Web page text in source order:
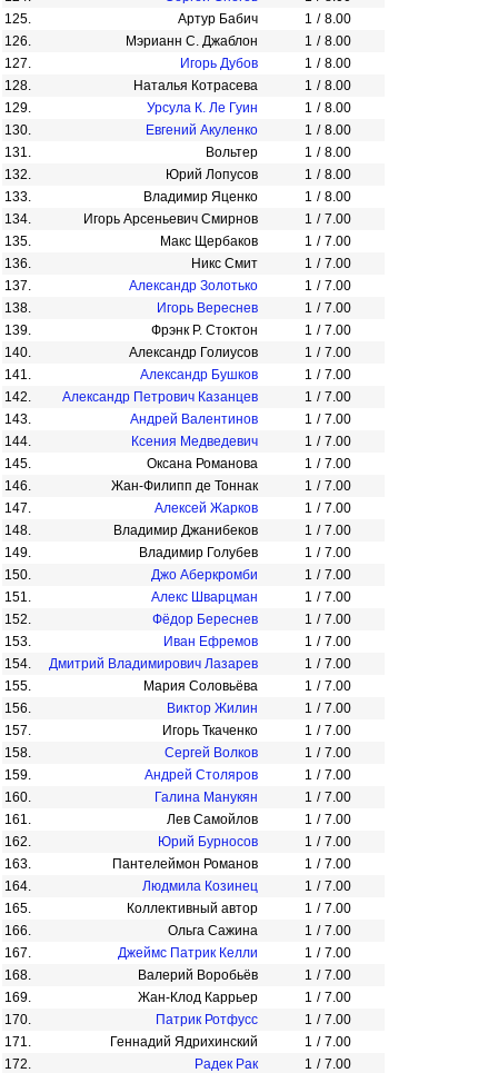
125.
Артур Бабич 1 / 8.00
126.
Мэрианн С. Джаблон 1 / 8.00
127.
Игорь Дубов 1 / 8.00
128.
Наталья Котрасева 1 / 8.00
129.
Урсула К. Ле Гуин 1 / 8.00
130.
Евгений Акуленко 1 / 8.00
131.
Вольтер 1 / 8.00
132.
Юрий Лопусов 1 / 8.00
133.
Владимир Яценко 1 / 8.00
134.
Игорь Арсеньевич Смирнов 1 / 7.00
135.
Макс Щербаков 1 / 7.00
136.
Никс Смит 1 / 7.00
137.
Александр Золотько 1 / 7.00
138.
Игорь Вереснев 1 / 7.00
139.
Фрэнк Р. Стоктон 1 / 7.00
140.
Александр Голиусов 1 / 7.00
141.
Александр Бушков 1 / 7.00
142.
Александр Петрович Казанцев 1 / 7.00
143.
Андрей Валентинов 1 / 7.00
144.
Ксения Медведевич 1 / 7.00
145.
Оксана Романова 1 / 7.00
146.
Жан-Филипп де Тоннак 1 / 7.00
147.
Алексей Жарков 1 / 7.00
148.
Владимир Джанибеков 1 / 7.00
149.
Владимир Голубев 1 / 7.00
150.
Джо Аберкромби 1 / 7.00
151.
Алекс Шварцман 1 / 7.00
152.
Фёдор Береснев 1 / 7.00
153.
Иван Ефремов 1 / 7.00
154.
Дмитрий Владимирович Лазарев 1 / 7.00
155.
Мария Соловьёва 1 / 7.00
156.
Виктор Жилин 1 / 7.00
157.
Игорь Ткаченко 1 / 7.00
158.
Сергей Волков 1 / 7.00
159.
Андрей Столяров 1 / 7.00
160.
Галина Манукян 1 / 7.00
161.
Лев Самойлов 1 / 7.00
162.
Юрий Бурносов 1 / 7.00
163.
Пантелеймон Романов 1 / 7.00
164.
Людмила Козинец 1 / 7.00
165.
Коллективный автор 1 / 7.00
166.
Ольга Сажина 1 / 7.00
167.
Джеймс Патрик Келли 1 / 7.00
168.
Валерий Воробьёв 1 / 7.00
169.
Жан-Клод Каррьер 1 / 7.00
170.
Патрик Ротфусс 1 / 7.00
171.
Геннадий Ядрихинский 1 / 7.00
172.
Радек Рак 1 / 7.00